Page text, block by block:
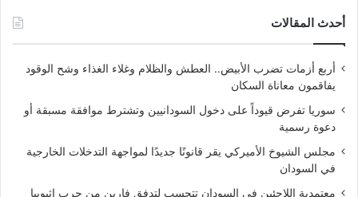
أحدث المقالات
أربع أزمات تضرب الأبيض.. العطش والظلام وغلاء الغذاء وشح الوقود
يفاقمون معاناة السكان
سوريا تفرض قيوداً على دخول السودانيين وتشترط موافقة مسبقة أو
دعوة رسمية
مجلس الشيوخ الأميركي يقر قانونًا جديدًا لمواجهة التدخلات الخارجية
في السودان
معتمدية اللاجئين في السودان تتحسب لتدفق فارين من حرب إثيوبيا